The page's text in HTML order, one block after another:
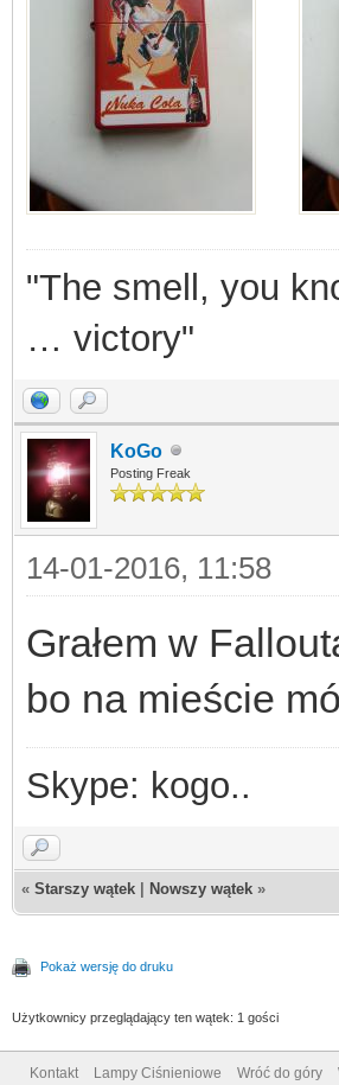
"The smell, you
… victory"
KoGo
Posting Freak
14-01-2016, 11:58
Grałem w
bo na mieście
Skype: kogo..
« Starszy wątek Nowszy wątek »
Pokaż wersję do druku
Użytkownicy przeglądający ten wątek: 1 gości
Kontakt Lampy Ciśnieniowe Wróć do góry